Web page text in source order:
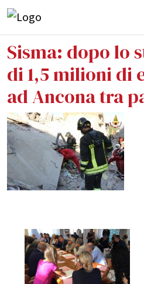
Sisma: dopo lo
di 1,5 milioni di
ad Ancona tra